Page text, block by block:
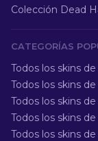
Colección Dead
CATEGORÍAS
Todos los skins de
Todos los skins
Todos los skins de
Todos los skins
Todos los skins